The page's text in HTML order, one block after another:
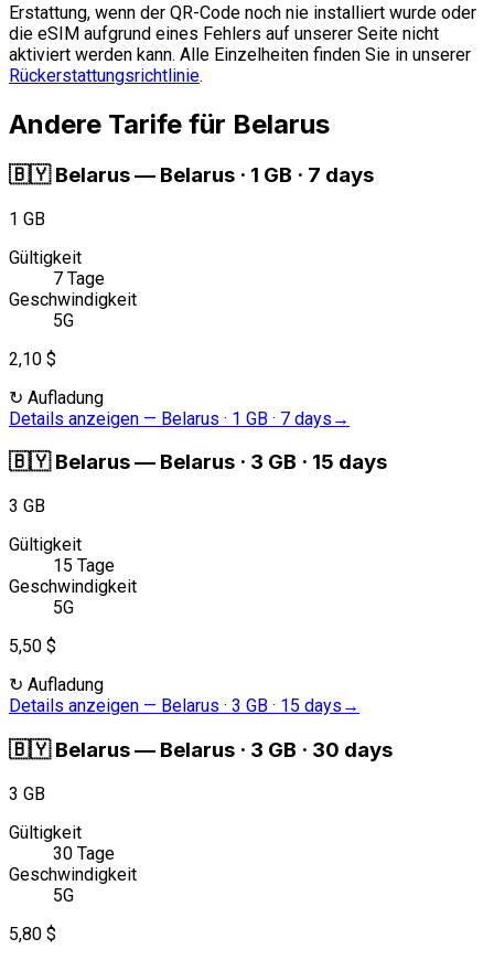
Erstattung, wenn der QR-Code noch nie installiert wurde oder
die eSIM aufgrund eines Fehlers auf unserer Seite nicht
aktiviert werden kann. Alle Einzelheiten finden Sie in unserer
Rückerstattungsrichtlinie.
Andere Tarife für Belarus
🇧🇾 Belarus— Belarus · 1 GB · 7 days
1 GB
Gültigkeit
7 Tage
Geschwindigkeit
5G
2,10 $
↻ Aufladung
Details anzeigen — Belarus · 1 GB · 7 days →
🇧🇾 Belarus— Belarus · 3 GB · 15 days
3 GB
Gültigkeit
15 Tage
Geschwindigkeit
5G
5,50 $
↻ Aufladung
Details anzeigen — Belarus · 3 GB · 15 days →
🇧🇾 Belarus— Belarus · 3 GB · 30 days
3 GB
Gültigkeit
30 Tage
Geschwindigkeit
5G
5,80 $